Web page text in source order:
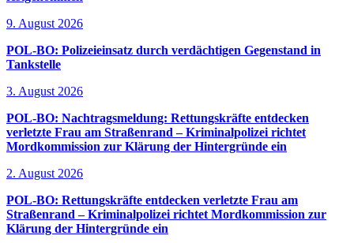
9. August 2026
POL-BO: Polizeieinsatz durch verdächtigen Gegenstand in
Tankstelle
3. August 2026
POL-BO: Nachtragsmeldung: Rettungskräfte entdecken
verletzte Frau am Straßenrand – Kriminalpolizei richtet
Mordkommission zur Klärung der Hintergründe ein
2. August 2026
POL-BO: Rettungskräfte entdecken verletzte Frau am
Straßenrand – Kriminalpolizei richtet Mordkommission zur
Klärung der Hintergründe ein